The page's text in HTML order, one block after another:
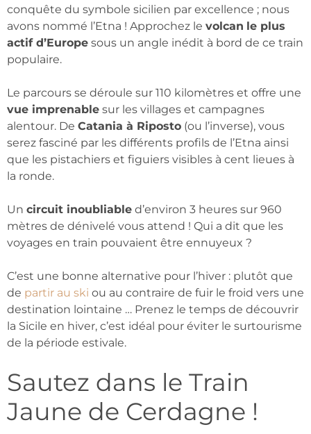
conquête du symbole sicilien par excellence ; nous
avons nommé l’Etna ! Approchez le volcan le plus
actif d’Europe sous un angle inédit à bord de ce train
populaire.
Le parcours se déroule sur 110 kilomètres et offre une
vue imprenable sur les villages et campagnes
alentour. De Catania à Riposto (ou l’inverse), vous
serez fasciné par les différents profils de l’Etna ainsi
que les pistachiers et figuiers visibles à cent lieues à
la ronde.
Un circuit inoubliable d’environ 3 heures sur 960
mètres de dénivelé vous attend ! Qui a dit que les
voyages en train pouvaient être ennuyeux ?
C’est une bonne alternative pour l’hiver : plutôt que
de partir au ski ou au contraire de fuir le froid vers une
destination lointaine … Prenez le temps de découvrir
la Sicile en hiver, c’est idéal pour éviter le surtourisme
de la période estivale.
Sautez dans le Train
Jaune de Cerdagne !